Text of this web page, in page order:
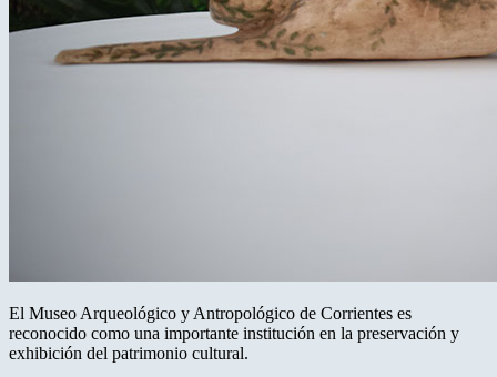
El Museo Arqueológico y Antropológico de Corrientes es
reconocido como una importante institución en la preservación y
exhibición del patrimonio cultural.